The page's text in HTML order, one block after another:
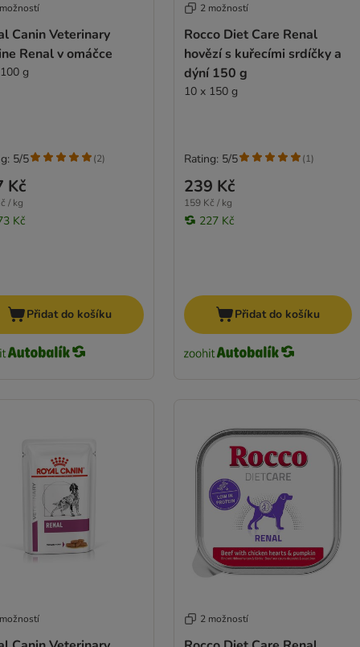
Canin Veterinary
Renal v omáčce
g
Kč
/ kg
Kč
5/5 (2)
Přidat do košíku
2 možností
Rocco Diet Care Renal
hovězí s kuřecími srdíčky a
dýní 150 g
10 x 150 g
239 Kč
159 Kč / kg
227 Kč
Rating: 5/5 (1)
Přidat do košíku
2 možností